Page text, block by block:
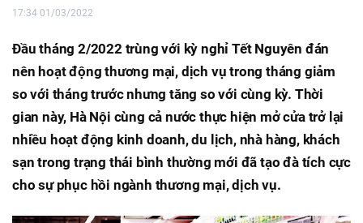
17:34 01/03/2022
Đầu tháng 2/2022 trùng với kỳ nghỉ Tết Nguyên đán
nên hoạt động thương mại, dịch vụ trong tháng giảm
so với tháng trước nhưng tăng so với cùng kỳ. Thời
gian này, Hà Nội cùng cả nước thực hiện mở cửa trở lại
nhiều hoạt động kinh doanh, du lịch, nhà hàng, khách
sạn trong trạng thái bình thường mới đã tạo đà tích cực
cho sự phục hồi ngành thương mại, dịch vụ.